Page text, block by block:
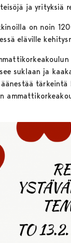
ja yrityksiä
on noin
eläville
suklaan ja
tärkeintä